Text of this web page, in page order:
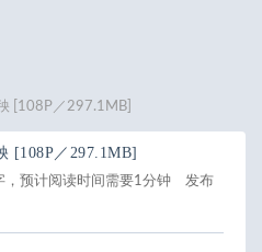
[108P／297.1MB]
[108P／297.1MB]
，预计阅读时间需要1分钟
发布